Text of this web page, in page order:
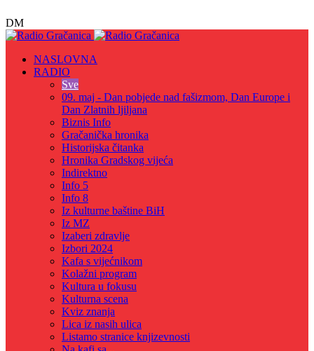
DM
NASLOVNA
RADIO
Sve
09. maj - Dan pobjede nad fašizmom, Dan Europe i
Dan Zlatnih ljiljana
Biznis Info
Gračanička hronika
Historijska čitanka
Hronika Gradskog vijeća
Indirektno
Info 5
Info 8
Iz kulturne baštine BiH
Iz MZ
Izaberi zdravlje
Izbori 2024
Kafa s vijećnikom
Kolažni program
Kultura u fokusu
Kulturna scena
Kviz znanja
Lica iz nasih ulica
Listamo stranice knjizevnosti